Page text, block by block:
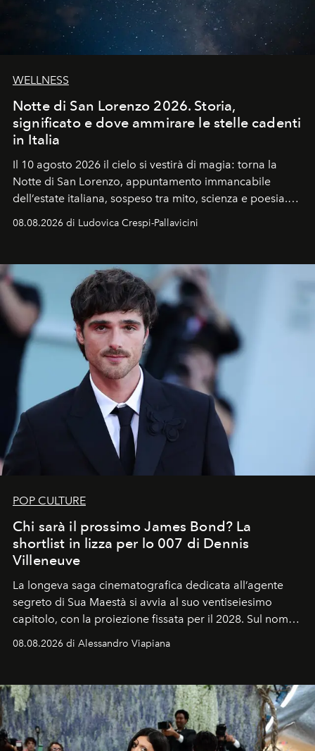
WELLNESS
Notte di San Lorenzo 2026. Storia,
significato e dove ammirare le stelle cadenti
in Italia
Il 10 agosto 2026 il cielo si vestirà di magia: torna la
Notte di San Lorenzo, appuntamento immancabile
dell’estate italiana, sospeso tra mito, scienza e poesia.
Sarà il momento in cui gli occhi si alzano verso la volta
celeste per seguire il passaggio delle
all’universo i desideri più segreti
08.08.2026 di Ludovica Crespi-Pallavicini
POP CULTURE
Chi sarà il prossimo James Bond? La
shortlist in lizza per lo 007 di Dennis
Villeneuve
La longeva saga cinematografica dedicata all’agente
segreto di Sua Maestà si avvia al suo ventiseiesimo
capitolo, con la proiezione fissata per il 2028. Sul nome
dell’attore chiamato a raccogliere l’eredità di Daniel
Craig, però, regna ancora il più assoluto riserbo.
08.08.2026 di Alessandro Viapiana